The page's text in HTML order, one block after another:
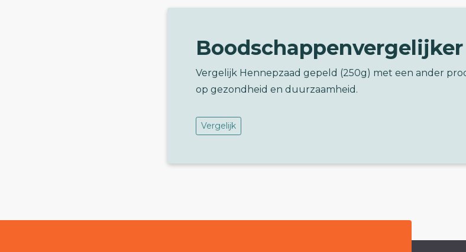
Boodschappenvergelijker
Vergelijk Hennepzaad gepeld (250g) met een ander
op gezondheid en duurzaamheid.
Vergelijk